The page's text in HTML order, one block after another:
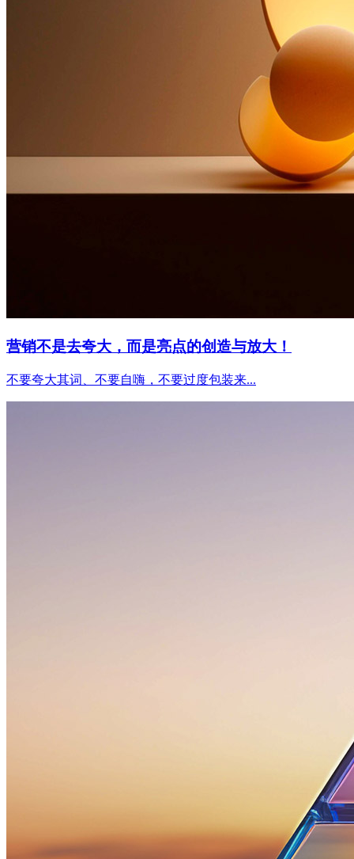
营销不是去夸大，而是亮点的创造与放大！
不要夸大其词、不要自嗨，不要过度包装来...